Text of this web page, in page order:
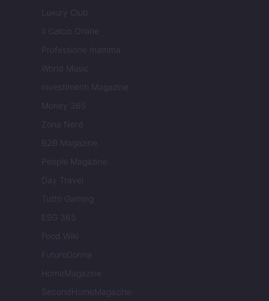
Luxury Club
Il Calcio Online
Professione mamma
World Music
Investimenti Magazine
Money 365
Zona Nerd
B2B Magazine
People Magazine
Day Travel
Tutto Gaming
ESG 365
Food Wiki
FuturoDonna
HomeMagazine
SecondHomeMagazine